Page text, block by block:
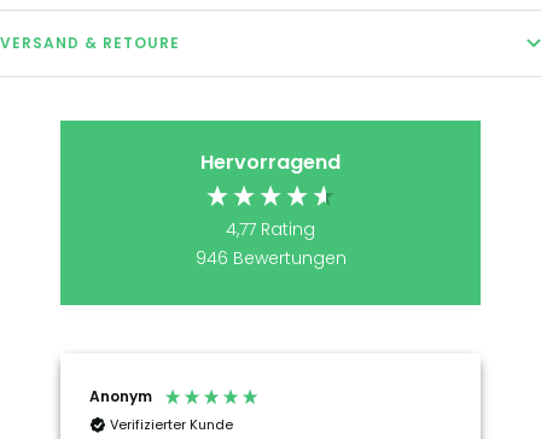
VERSAND & RETOURE
Hervorragend
4,77 Rating
946 Bewertungen
Anonym
Verifizierter Kunde